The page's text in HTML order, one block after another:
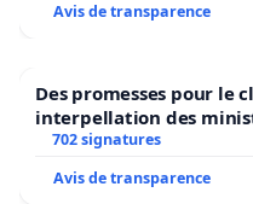
Avis de transparence
Des promesses pour le
interpellation des
l’environnement.
702 signatures
Avis de transparence